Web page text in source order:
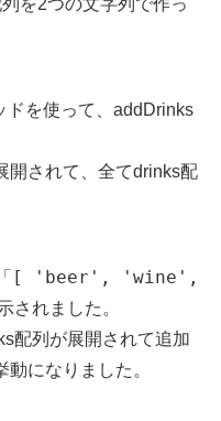
を2つの文字列で作っ
ドを使って、addDrinks
開されて、全てdrinks配
[ 'beer', 'wine',
されました。
配列が展開されて追加
になりました。